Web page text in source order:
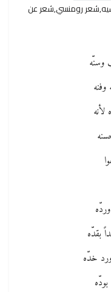
رومنسي,شعر عن
وسنّه
بقدّه
خدّه